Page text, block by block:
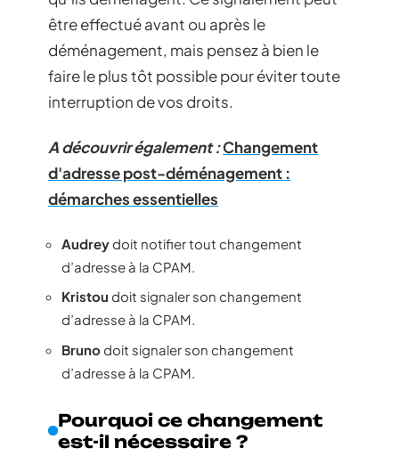
être effectué avant ou après le
déménagement, mais pensez à bien le
faire le plus tôt possible pour éviter toute
interruption de vos droits.
A découvrir également :Changement
d'adresse post-déménagement :
démarches essentielles
Audreydoit notifier tout changement
d’adresse à la CPAM.
Kristou doit signaler son changement
d’adresse à la CPAM.
Brunodoit signaler son changement
d’adresse à la CPAM.
Pourquoi ce changement
est-il nécessaire ?